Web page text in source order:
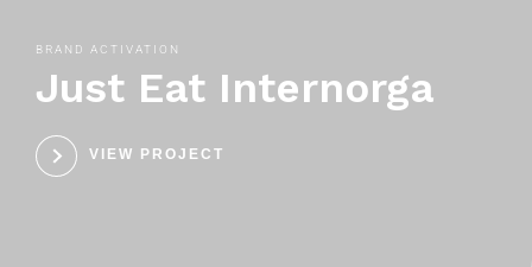
BRAND ACTIVATION
Just Eat Internorga
VIEW PROJECT